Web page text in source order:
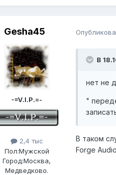
Gesha45
-=V.I.P.=-
2,4 тыс
Пол:Мужской
Город:Москва,
Медведково.
В
нет не
"
В таком
Forge